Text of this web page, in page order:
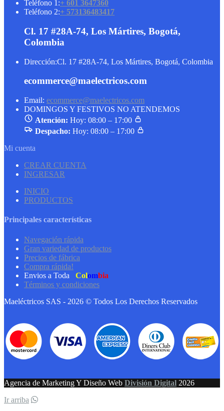
Teléfono 1:+ 601 3647360
Teléfono 2:+ 573136483417
Cl. 17 #28A-74, Los Mártires, Bogotá,
Colombia
Dirección:Cl. 17 #28A-74, Los Mártires, Bogotá, Colombia
ecommerce@maelectricos.com
Email: ecommerce@maelectricos.com
DOMINGOS Y FESTIVOS NO ATENDEMOS
Atención: Hoy: 08:00 – 17:00
Despacho: Hoy: 08:00 – 17:00
Mi cuenta
CREAR CUENTA
INGRESAR
INICIO
PRODUCTOS
Principales características
Navegación rápida
Gran variedad de productos
Precios de fábrica
Compra rápida!
Envios a Toda
Colombia
Términos y condiciones
Maeléctricos SAS - 2026 © Todos Los Derechos Reservados
Agencia de Marketing Y Diseño Web División Digital 2026
Ir arriba